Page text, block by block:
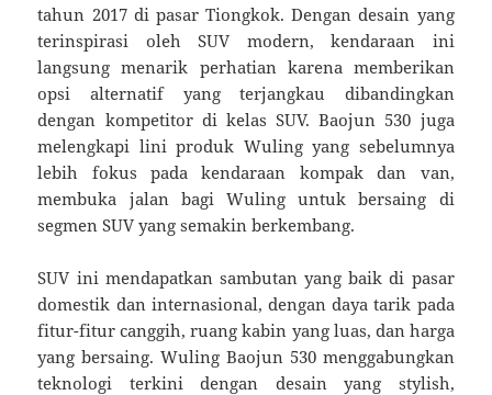
tahun 2017 di pasar Tiongkok. Dengan desain yang
terinspirasi oleh SUV modern, kendaraan ini
langsung menarik perhatian karena memberikan
opsi alternatif yang terjangkau dibandingkan
dengan kompetitor di kelas SUV. Baojun 530 juga
melengkapi lini produk Wuling yang sebelumnya
lebih fokus pada kendaraan kompak dan van,
membuka jalan bagi Wuling untuk bersaing di
segmen SUV yang semakin berkembang.
SUV ini mendapatkan sambutan yang baik di pasar
domestik dan internasional, dengan daya tarik pada
fitur-fitur canggih, ruang kabin yang luas, dan harga
yang bersaing. Wuling Baojun 530 menggabungkan
teknologi terkini dengan desain yang stylish,